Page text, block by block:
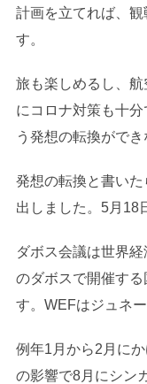
計画を立てれば、
す。
旅も楽しめるし、
にコロナ対策も十
う発想の転換ができ
発想の転換と書い
出しました。5月18
ダボス会議は世界
のダボスで開催す
す。WEFはジュネ
例年1月から2月に
の影響で8月にシン